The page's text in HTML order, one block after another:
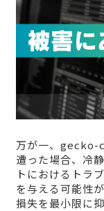
万が一、gecko-
遭った場合、冷
トにおけるトラ
を与える可能性
損失を最小限に